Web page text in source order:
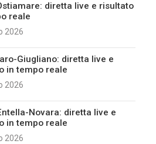
diretta live e risultato
reale
2026
Giugliano: diretta live e
in tempo reale
2026
Novara: diretta live e
in tempo reale
2026